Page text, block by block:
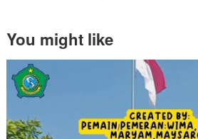
You might like